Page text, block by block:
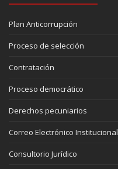
Plan Anticorrupción
Proceso de selección
Contratación
Proceso democrático
Derechos pecuniarios
Correo Electrónico Institucional
Consultorio Jurídico